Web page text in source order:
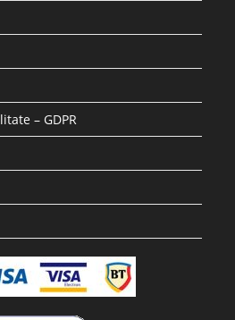
– GDPR